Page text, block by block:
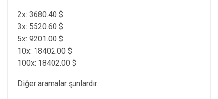
2x: 3680.40 $
3x: 5520.60 $
5x: 9201.00 $
10x: 18402.00 $
100x: 18402.00 $
Diğer aramalar şunlardır: